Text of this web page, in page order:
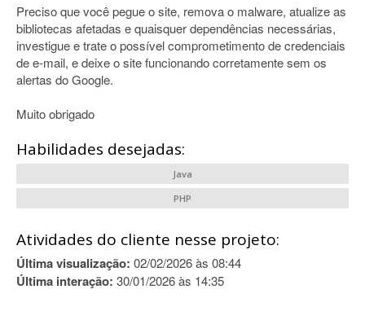
Preciso que você pegue o site, remova o malware, atualize as
bibliotecas afetadas e quaisquer dependências necessárias,
investigue e trate o possível comprometimento de credenciais
de e-mail, e deixe o site funcionando corretamente sem os
alertas do Google.
Muito obrigado
Habilidades desejadas:
Java
PHP
Atividades do cliente nesse projeto:
Última visualização: 02/02/2026 às 08:44
Última interação: 30/01/2026 às 14:35